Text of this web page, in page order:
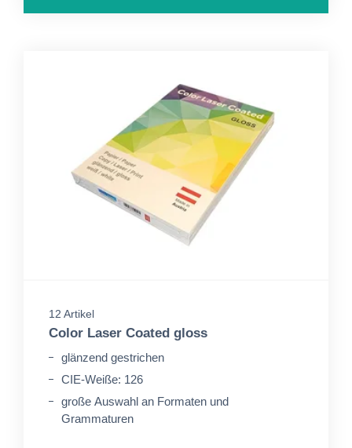
12 Artikel
Color Laser Coated gloss
glänzend gestrichen
CIE-Weiße: 126
große Auswahl an Formaten und
Grammaturen